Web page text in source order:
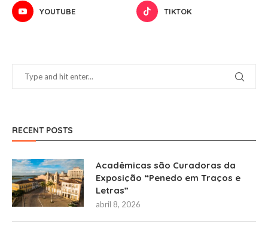
YOUTUBE TIKTOK
RECENT POSTS
Acadêmicas são Curadoras da
Exposição “Penedo em Traços e
Letras”
abril 8, 2026